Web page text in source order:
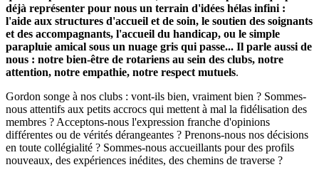
déjà représenter pour nous un terrain d'idées hélas infini :
l'aide aux structures d'accueil et de soin, le soutien des soignants
et des accompagnants, l'accueil du handicap, ou le simple
parapluie amical sous un nuage gris qui passe... Il parle aussi de
nous : notre bien-être de rotariens au sein des clubs, notre
attention, notre empathie, notre respect mutuels.
Gordon songe à nos clubs : vont-ils bien, vraiment bien ? Sommes-
nous attentifs aux petits accrocs qui mettent à mal la fidélisation des
membres ? Acceptons-nous l'expression franche d'opinions
différentes ou de vérités dérangeantes ? Prenons-nous nos décisions
en toute collégialité ? Sommes-nous accueillants pour des profils
nouveaux, des expériences inédites, des chemins de traverse ?